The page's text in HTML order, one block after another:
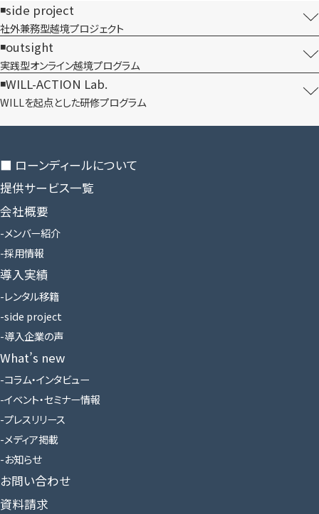
side project
社外兼務型​越境プロジェクト
outsight
実践型オンライン​越境プログラム
WILL-ACTION Lab.
WILLを​起点とした​研修プログラム
■ ローンディールに​ついて
提供サービス一覧
会社概要
メンバー紹介
採用情報
導入実績
レンタル移籍
side project
導入企業の声
What’s new
コラム・インタビュー
イベント・セミナー情報
プレスリリース
メディア掲載
お知らせ
お問い合わせ
資料請求